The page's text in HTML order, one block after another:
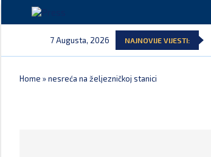
7 Augusta, 2026 NAJNOVIJE VIJESTI:
Home »nesreća na željezničkoj stanici